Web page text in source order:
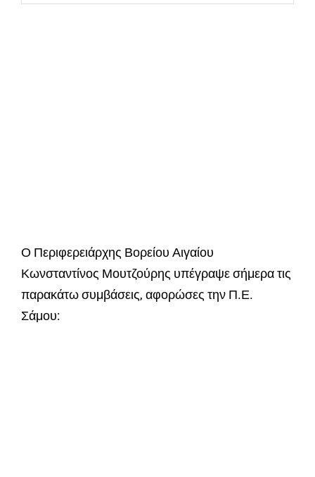
Ο Περιφερειάρχης Βορείου Αιγαίου
Κωνσταντίνος Μουτζούρης υπέγραψε σήμερα τις
παρακάτω συμβάσεις, αφορώσες την Π.Ε.
Σάμου: